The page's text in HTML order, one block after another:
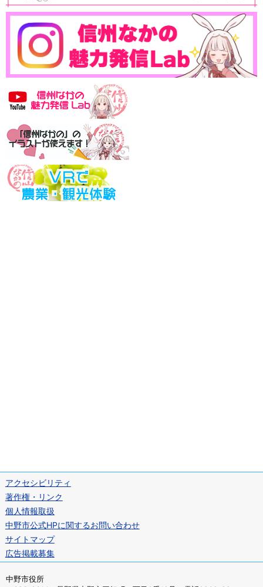
アクセシビリティ
著作権・リンク
個人情報取扱
中野市公式HPに関するお問い合わせ
サイトマップ
広告掲載募集
中野市役所